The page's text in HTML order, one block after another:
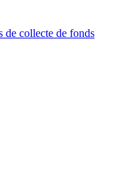
de collecte de fonds